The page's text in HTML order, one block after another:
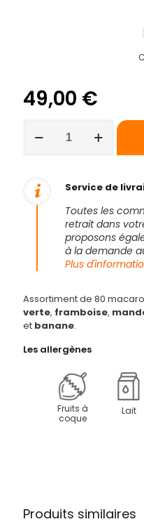
49,00 €
macarons
-
Service de
Toutes les
retrait dans
proposons
à la demande
Plus
Assortiment de 80
verte, framboise,
et banane.
Les allergènes
Fruits à
coque
Lait
Produits similaires